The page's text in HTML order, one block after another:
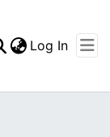
Log In